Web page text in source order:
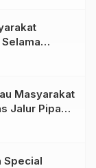
Run
Masyarakat
Jalur Pipa
Bersama
Special